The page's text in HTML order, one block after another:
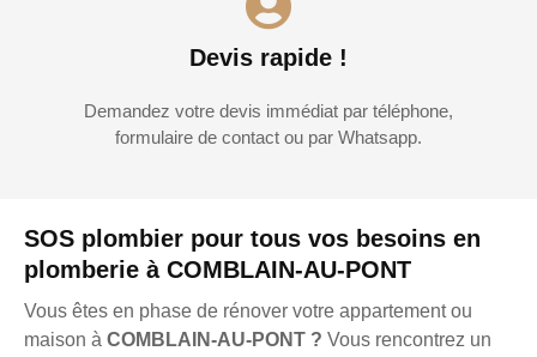
SOS plombier pour tous vos besoins en
plomberie à COMBLAIN-AU-PONT
Vous êtes en phase de rénover votre appartement ou
maison à COMBLAIN-AU-PONT ? Vous rencontrez un
Devis rapide !
Demandez votre devis immédiat par téléphone,
formulaire de contact ou par Whatsapp.